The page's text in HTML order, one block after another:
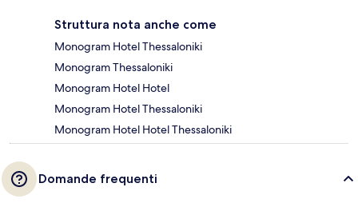
Struttura nota anche come
Monogram Hotel Thessaloniki
Monogram Thessaloniki
Monogram Hotel Hotel
Monogram Hotel Thessaloniki
Monogram Hotel Hotel Thessaloniki
Domande frequenti